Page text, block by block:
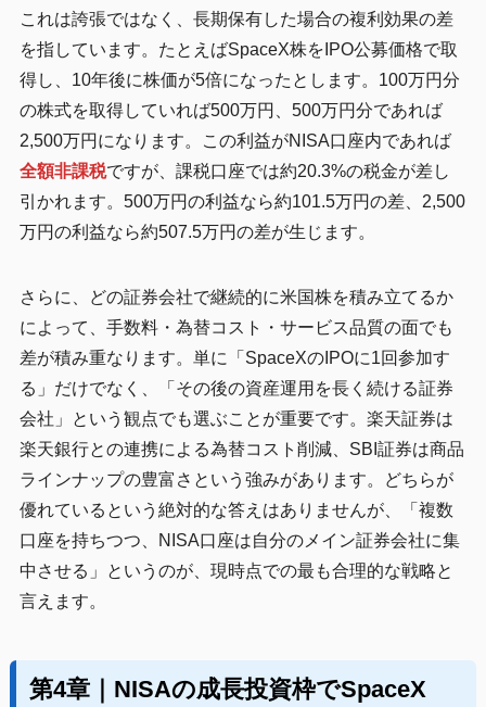
これは誇張ではなく、長期保有した場合の複利効果の差
を指しています。たとえばSpaceX株をIPO公募価格で取
得し、10年後に株価が5倍になったとします。100万円分
の株式を取得していれば500万円、500万円分であれば
2,500万円になります。この利益がNISA口座内であれば
全額非課税ですが、課税口座では約20.3%の税金が差し
引かれます。500万円の利益なら約101.5万円の差、2,500
万円の利益なら約507.5万円の差が生じます。
さらに、どの証券会社で継続的に米国株を積み立てるか
によって、手数料・為替コスト・サービス品質の面でも
差が積み重なります。単に「SpaceXのIPOに1回参加す
る」だけでなく、「その後の資産運用を長く続ける証券
会社」という観点でも選ぶことが重要です。楽天証券は
楽天銀行との連携による為替コスト削減、SBI証券は商品
ラインナップの豊富さという強みがあります。どちらが
優れているという絶対的な答えはありませんが、「複数
口座を持ちつつ、NISA口座は自分のメイン証券会社に集
中させる」というのが、現時点での最も合理的な戦略と
言えます。
第4章｜NISAの成長投資枠でSpaceX